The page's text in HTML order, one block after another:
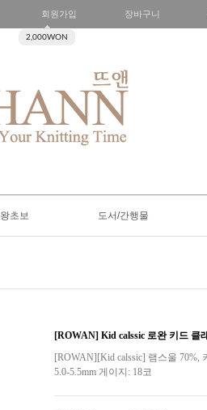
회원가입
2,000WON
장바구니
왕초보 도서/간행물
[ROWAN] Kid calssic 로완 키드 클
[ROWAN][Kid calssic] 램스울 70%,
5.0-5.5mm 게이지: 18코